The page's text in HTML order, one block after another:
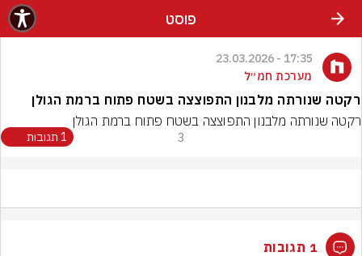
פוסט
17:35 - 23.03.2026
מערכת חמ״ל
רקטה שנורתה מלבנון התפוצצה בשטח פתוח ברמת הגולן
רקטה שנורתה מלבנון התפוצצה בשטח פתוח ברמת הגולן
3 1 תגובות
1 תגובות